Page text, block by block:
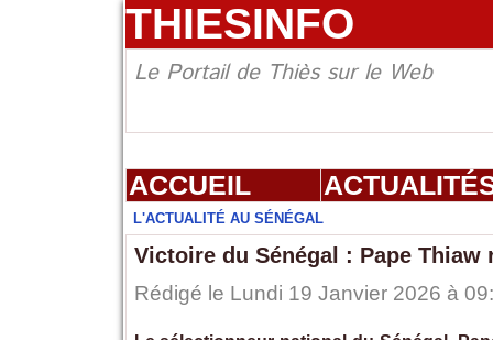
THIESINFO
Le Portail de Thiès sur le Web
ACCUEIL
L'ACTUALITÉ AU SÉNÉGAL
Victoire du Sénégal : Pape
Rédigé le Lundi 19 Janvier 2026 à